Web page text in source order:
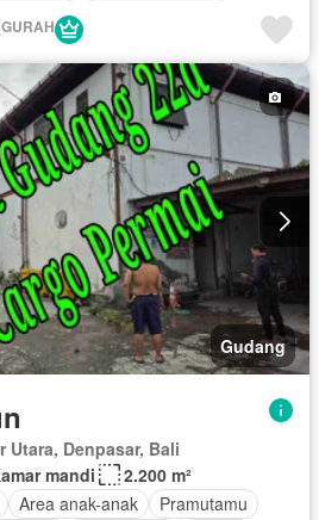
layanan
Gudang
Utara, Denpasar, Bali
mandi
2.200 m²
Area anak-anak
Pramutamu